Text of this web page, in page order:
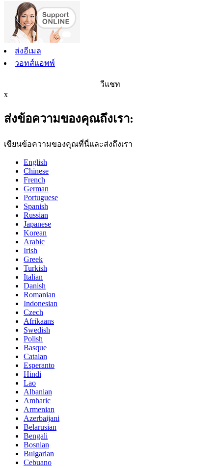
ส่งอีเมล
วอทส์แอพพ์
วีแชท
x
ส่งข้อความของคุณถึงเรา:
เขียนข้อความของคุณที่นี่และส่งถึงเรา
English
Chinese
French
German
Portuguese
Spanish
Russian
Japanese
Korean
Arabic
Irish
Greek
Turkish
Italian
Danish
Romanian
Indonesian
Czech
Afrikaans
Swedish
Polish
Basque
Catalan
Esperanto
Hindi
Lao
Albanian
Amharic
Armenian
Azerbaijani
Belarusian
Bengali
Bosnian
Bulgarian
Cebuano